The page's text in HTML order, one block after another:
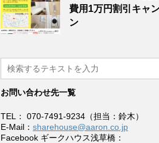
費用1万円割引キャ
ン
お問い合わせ先一覧
TEL： 070-7491-9234（担当：鈴木）
E-Mail： sharehouse@aaron.co.jp
Facebook ギークハウス浅草橋：